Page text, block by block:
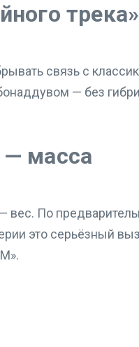
трека»
связь с
— без
масса
По
это серьёзный